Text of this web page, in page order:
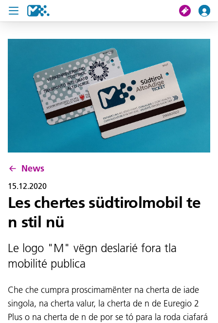
Crissa
Mi viac
Chertes de viac
U19 Pass
Servisc y cuntat
News
15.12.2020
Les chertes südtirolmobil te
n stil nü
Le logo "M" vëgn deslarié fora tla
mobilité publica
Che che cumpra proscimamënter na cherta de iade
singola, na cherta valur, la cherta de n de Euregio 2
Plus o na cherta de n de por se tó para la roda ciafará